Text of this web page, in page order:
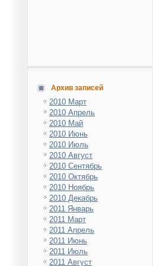
Архив записей
2010 Март
2010 Апрель
2010 Май
2010 Июнь
2010 Июль
2010 Август
2010 Сентябрь
2010 Октябрь
2010 Ноябрь
2010 Декабрь
2011 Январь
2011 Март
2011 Апрель
2011 Июнь
2011 Июль
2011 Август